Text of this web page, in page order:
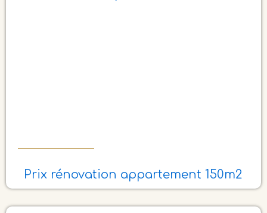
Prix rénovation appartement 150m2